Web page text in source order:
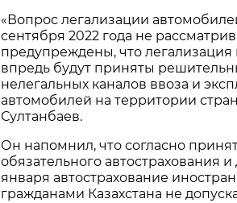
«Вопрос легализации
сентября 2022 года не
предупреждены, что легализация
впредь будут приняты
нелегальных каналов ввоза и
автомобилей на территории
Султанбаев.
Он напомнил, что согласно
обязательного автострахования
января автострахование
гражданами Казахстана не